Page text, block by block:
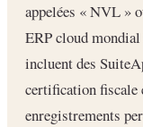
appelées « NVL »
ERP cloud
incluent des
certification fiscale
enregistrements